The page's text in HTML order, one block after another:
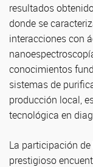
resultados
donde se
interacciones con
conocimientos
sistemas de
producción local,
tecnológica en
La participación
prestigioso